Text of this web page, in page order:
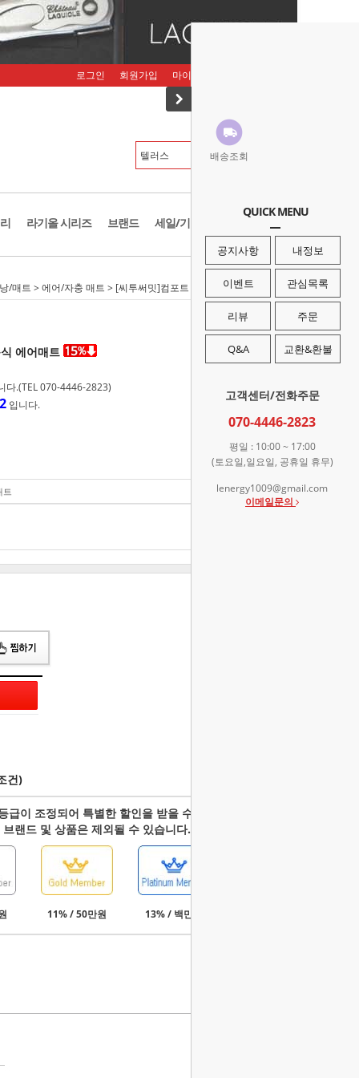
배송조회
QUICK MENU
공지사항 내정보
이벤트 관심목록
리뷰 주문
Q&A 교환&환불
고객센터/전화주문
070-4446-2823
평일 : 10:00 ~ 17:00
(토요일,일요일, 공휴일 휴무)
lenergy1009@gmail.com
이메일문의
로그인 회원가입 마이페이지
라기올 시리즈 브랜드 세일/기획존
/매트 >에어/자충 매트 > [씨투써밋]컴포트 라이트 SI LG 자충식 에어매트
에어매트
다.(TEL 070-4446-2823)
입니다.
트 140,200원
건)
급이 조정되어 특별한 할인을 받을 수 있습니다.
랜드 및 상품은 제외될 수 있습니다.
11% / 50만원 13% / 백만원